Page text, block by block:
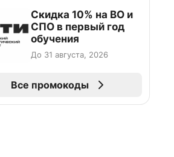
Скидка 10% на ВО и
СПО в первый год
обучения
До 31 августа, 2026
Все промокоды